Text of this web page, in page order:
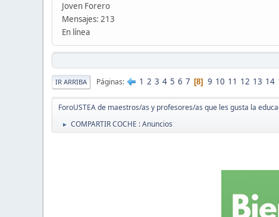
Joven Forero
Mensajes: 213
En línea
IR ARRIBA Páginas 1 2 3 4 5 6 7 8 9 10 11 12 13 14
ForoUSTEA de maestros/as y profesores/as que les gusta la
► COMPARTIR COCHE : Anuncios